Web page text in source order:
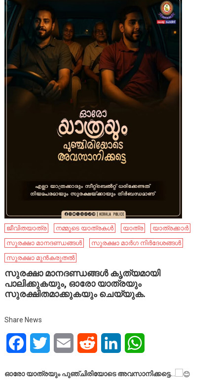
ജീവിതയാത്ര നമ്മുടെ യാത്രകൾ യാത്ര
യാത്രക്കാർ
സുരക്ഷാ മാനദണ്ഡങ്ങൾ
സുരക്ഷാ മാർഗ നിർദേശങ്ങൾ
സുരക്ഷാ മുൻകരുതൽ
സുരക്ഷാ മാനദണ്ഡങ്ങൾ കൃത്യമായി
പാലിക്കുകയും, ഓരോ യാത്രയും
സുരക്ഷിതമാക്കുകയും ചെയ്യുക.
Share News
FacebookTwitter Email Reddit LinkedIn
ഓരോ യാത്രയും പുഞ്ചിരിയോടെ അവസാനിക്കട്ടെ.